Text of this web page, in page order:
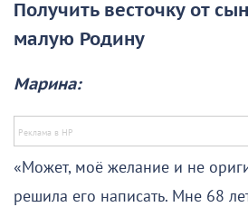
Получить весточку от
малую Родину
Марина:
«Может, моё желание и не
решила его написать. Мне 68